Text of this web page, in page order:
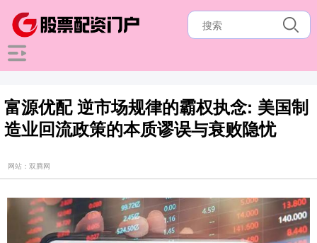
富源优配 逆市场规律的霸权执念: 美国制
造业回流政策的本质谬误与衰败隐忧
网站：双腾网